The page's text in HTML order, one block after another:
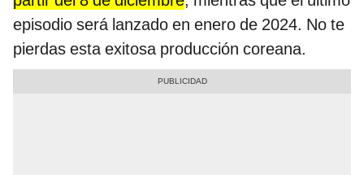
episodio será lanzado en enero de 2024. No te
pierdas esta exitosa producción coreana.